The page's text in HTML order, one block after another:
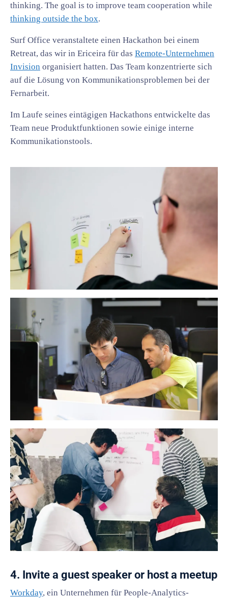
thinking. The goal is to improve team cooperation while
thinking outside the box.
Surf Office veranstaltete einen Hackathon bei einem
Retreat, das wir in Ericeira für das Remote-Unternehmen
Invision organisiert hatten. Das Team konzentrierte sich
auf die Lösung von Kommunikationsproblemen bei der
Fernarbeit.
Im Laufe seines eintägigen Hackathons entwickelte das
Team neue Produktfunktionen sowie einige interne
Kommunikationstools.
4. Invite a guest speaker or host a meetup
Workday, ein Unternehmen für People-Analytics-